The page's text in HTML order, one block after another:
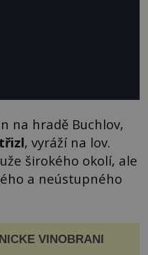
na hradě Buchlov,
, vyráží na lov.
širokého okolí, ale
a neústupného
VINOBRANÍ